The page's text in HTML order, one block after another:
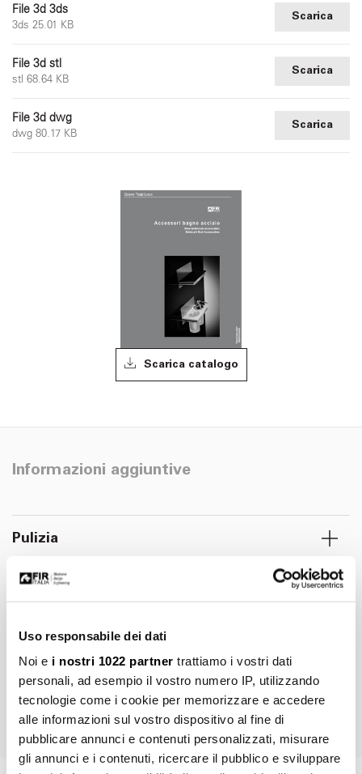
Uso responsabile dei dati
Noi e i nostri 1022 partner trattiamo i vostri dati
personali, ad esempio il vostro numero IP, utilizzando
tecnologie come i cookie per memorizzare e accedere
alle informazioni sul vostro dispositivo al fine di
pubblicare annunci e contenuti personalizzati, misurare
gli annunci e i contenuti, ricercare il pubblico e sviluppare
File 3d 3ds
3ds 25.01 KB
Scarica
File 3d stl
stl 68.64 KB
Scarica
File 3d dwg
dwg 80.17 KB
Scarica
Scarica catalogo
Informazioni aggiuntive
Pulizia
tutelati dal diritto d’autore e dal diritto del marchio. La riproduzione
elettronici, sia per l'utilizzo privato che per quello commerciale, sono
espressamente vietate senza preventiva autorizzazione di Fir Italia
S.p.A.